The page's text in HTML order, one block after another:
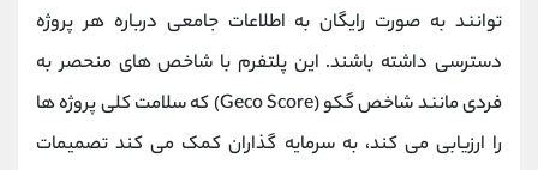
‌توانند به صورت رایگان به اطلاعات جامعی درباره هر پروژه
دسترسی داشته باشند. این پلتفرم با شاخص ‌های منحصر به
فردی مانند شاخص گکو (Geco Score) که سلامت کلی پروژه ‌ها
را ارزیابی می‌ کند، به سرمایه ‌گذاران کمک می کند تصمیمات